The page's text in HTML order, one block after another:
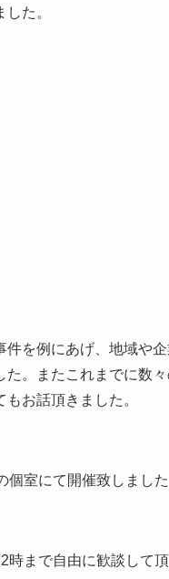
た。
を例にあげ、地域や
。またこれまでに数
お話頂きました。
室にて開催致しました
まで自由に歓談して頂